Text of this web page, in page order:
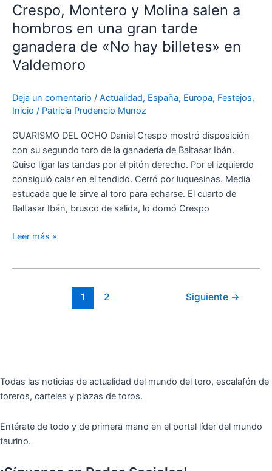
Crespo, Montero y Molina salen a
hombros en una gran tarde
ganadera de «No hay billetes» en
Valdemoro
Deja un comentario / Actualidad, España, Europa, Festejos,
Inicio / Patricia Prudencio Munoz
GUARISMO DEL OCHO Daniel Crespo mostró disposición
con su segundo toro de la ganadería de Baltasar Ibán.
Quiso ligar las tandas por el pitón derecho. Por el izquierdo
consiguió calar en el tendido. Cerró por luquesinas. Media
estucada que le sirve al toro para echarse. El cuarto de
Baltasar Ibán, brusco de salida, lo domó Crespo
y
Molina
a
hombros
una
gran
ganadera
de
«No
hay
billetes»
en
Leer más »
1 2 Siguiente →
Todas las noticias de actualidad del mundo del toro, escalafón de
toreros, carteles y plazas de toros.
Entérate de todo y de primera mano en el portal líder del mundo
taurino.